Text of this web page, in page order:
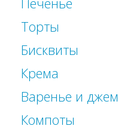
Торты
Бисквиты
Крема
Варенье и джем
Компоты